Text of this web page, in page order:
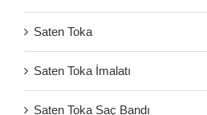
Saten Toka
Saten Toka İmalatı
Saten Toka Saç Bandı